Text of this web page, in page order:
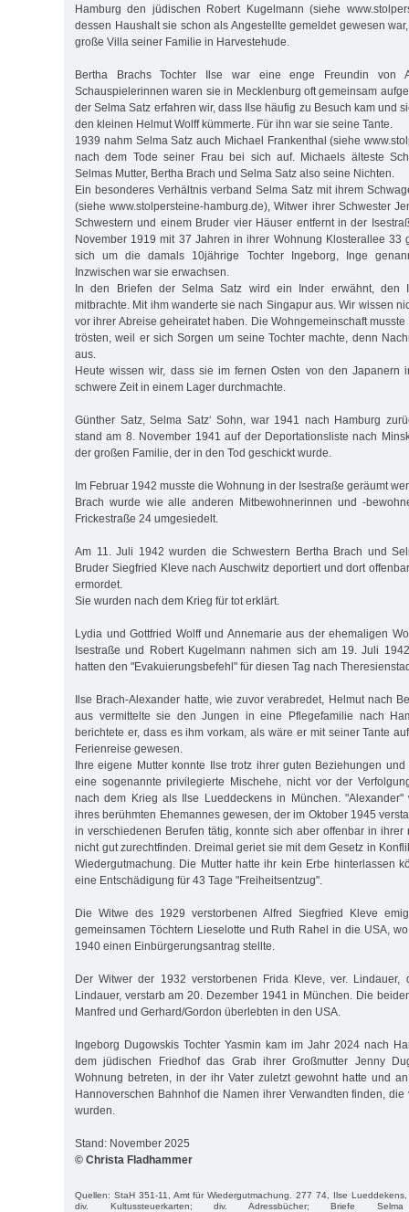
Hamburg den jüdischen Robert Kugelmann (siehe
dessen Haushalt sie schon als Angestellte gemeldet gewesen
große Villa seiner Familie in Harvestehude.
Bertha Brachs Tochter Ilse war eine enge Freundin von
Schauspielerinnen waren sie in Mecklenburg oft gemeinsam
der Selma Satz erfahren wir, dass Ilse häufig zu Besuch kam und
den kleinen Helmut Wolff kümmerte. Für ihn war sie seine Tante.
1939 nahm Selma Satz auch Michael Frankenthal (siehe
nach dem Tode seiner Frau bei sich auf. Michaels älteste
Selmas Mutter, Bertha Brach und Selma Satz also seine Nichten.
Ein besonderes Verhältnis verband Selma Satz mit ihrem
(siehe www.stolpersteine-hamburg.de), Witwer ihrer Schwester
Schwestern und einem Bruder vier Häuser entfernt in der
November 1919 mit 37 Jahren in ihrer Wohnung Klosterallee 33
sich um die damals 10jährige Tochter Ingeborg, Inge
Inzwischen war sie erwachsen.
In den Briefen der Selma Satz wird ein Inder erwähnt, den
mitbrachte. Mit ihm wanderte sie nach Singapur aus. Wir wissen
vor ihrer Abreise geheiratet haben. Die Wohngemeinschaft
trösten, weil er sich Sorgen um seine Tochter machte, denn
aus.
Heute wissen wir, dass sie im fernen Osten von den Japanern
schwere Zeit in einem Lager durchmachte.
Günther Satz, Selma Satz‘ Sohn, war 1941 nach Hamburg
stand am 8. November 1941 auf der Deportationsliste nach
der großen Familie, der in den Tod geschickt wurde.
Im Februar 1942 musste die Wohnung in der Isestraße geräumt
Brach wurde wie alle anderen Mitbewohnerinnen und -
Frickestraße 24 umgesiedelt.
Am 11. Juli 1942 wurden die Schwestern Bertha Brach und
Bruder Siegfried Kleve nach Auschwitz deportiert und dort
ermordet.
Sie wurden nach dem Krieg für tot erklärt.
Lydia und Gottfried Wolff und Annemarie aus der ehemaligen
Isestraße und Robert Kugelmann nahmen sich am 19. Juli
hatten den "Evakuierungsbefehl" für diesen Tag nach
Ilse Brach-Alexander hatte, wie zuvor verabredet, Helmut nach
aus vermittelte sie den Jungen in eine Pflegefamilie nach
berichtete er, dass es ihm vorkam, als wäre er mit seiner Tante
Ferienreise gewesen.
Ihre eigene Mutter konnte Ilse trotz ihrer guten Beziehungen
eine sogenannte privilegierte Mischehe, nicht vor der
nach dem Krieg als Ilse Lueddeckens in München. "Alexander"
ihres berühmten Ehemannes gewesen, der im Oktober 1945
in verschiedenen Berufen tätig, konnte sich aber offenbar in ihrer
nicht gut zurechtfinden. Dreimal geriet sie mit dem Gesetz in
Wiedergutmachung. Die Mutter hatte ihr kein Erbe hinterlassen
eine Entschädigung für 43 Tage "Freiheitsentzug".
Die Witwe des 1929 verstorbenen Alfred Siegfried Kleve
gemeinsamen Töchtern Lieselotte und Ruth Rahel in die USA,
1940 einen Einbürgerungsantrag stellte.
Der Witwer der 1932 verstorbenen Frida Kleve, ver. Lindauer,
Lindauer, verstarb am 20. Dezember 1941 in München. Die
Manfred und Gerhard/Gordon überlebten in den USA.
Ingeborg Dugowskis Tochter Yasmin kam im Jahr 2024 nach
dem jüdischen Friedhof das Grab ihrer Großmutter Jenny
Wohnung betreten, in der ihr Vater zuletzt gewohnt hatte und
Hannoverschen Bahnhof die Namen ihrer Verwandten finden,
wurden.
Stand: November 2025
© Christa Fladhammer
Quellen: StaH 351-11, Amt für Wiedergutmachung. 277 74, Ilse
div. Kultussteuerkarten; div. Adressbücher; Briefe